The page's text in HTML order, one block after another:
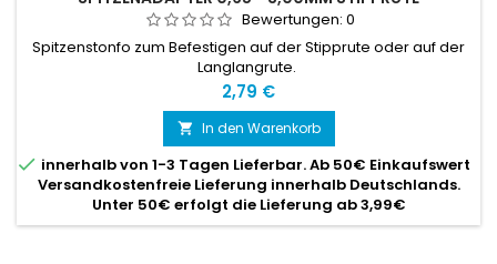
Bewertungen: 0
Spitzenstonfo zum Befestigen auf der Stipprute oder auf der
Langlangrute.
Preis
2,79 €
 In den Warenkorb
 innerhalb von 1-3 Tagen Lieferbar. Ab 50€ Einkaufswert
Versandkostenfreie Lieferung innerhalb Deutschlands.
Unter 50€ erfolgt die Lieferung ab 3,99€